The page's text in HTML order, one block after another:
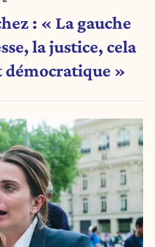
: « La gauche
la justice, cela
démocratique »